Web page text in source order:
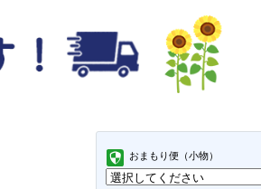
おまもり便（小物）